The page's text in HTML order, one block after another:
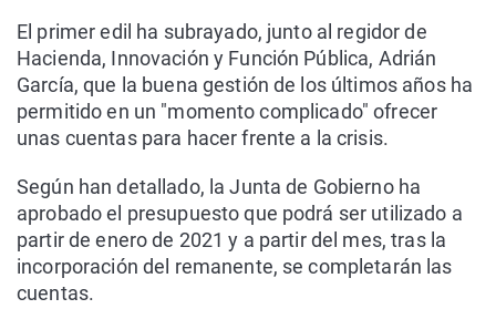
El primer edil ha subrayado, junto al regidor de
Hacienda, Innovación y Función Pública, Adrián
García, que la buena gestión de los últimos años ha
permitido en un "momento complicado" ofrecer
unas cuentas para hacer frente a la crisis.
Según han detallado, la Junta de Gobierno ha
aprobado el presupuesto que podrá ser utilizado a
partir de enero de 2021 y a partir del mes, tras la
incorporación del remanente, se completarán las
cuentas.